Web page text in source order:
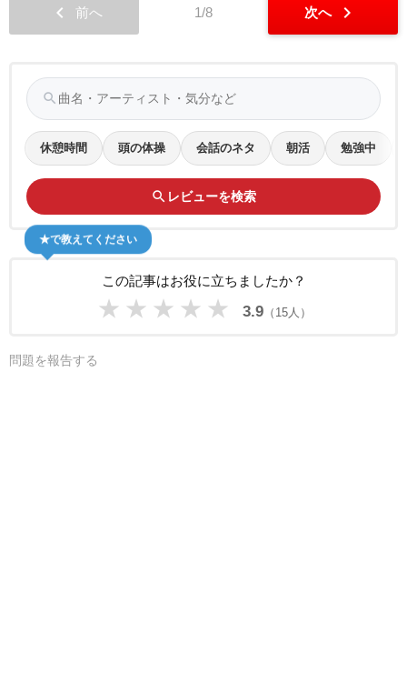
chevron_left 前へ 1/8 次へ chevron_right
search
休憩時間 頭の体操 会話のネタ 朝活 勉強中
search レビューを検索
この記事はお役に立ちましたか？
★ ★ ★ ★ ★ 3.9 （15人）
★で教えてください
問題を報告する